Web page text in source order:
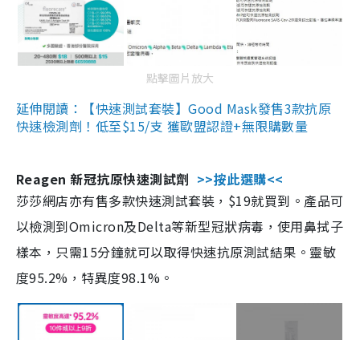
點擊圖片放大
延伸閱讀：【快速測試套裝】Good Mask發售3款抗原
快速檢測劑！低至$15/支 獲歐盟認證+無限購數量
Reagen 新冠抗原快速測試劑 >>按此選購<<
莎莎網店亦有售多款快速測試套裝，$19就買到。產品可
以檢測到Omicron及Delta等新型冠狀病毒，使用鼻拭子
樣本，只需15分鐘就可以取得快速抗原測試結果。靈敏
度95.2%，特異度98.1%。